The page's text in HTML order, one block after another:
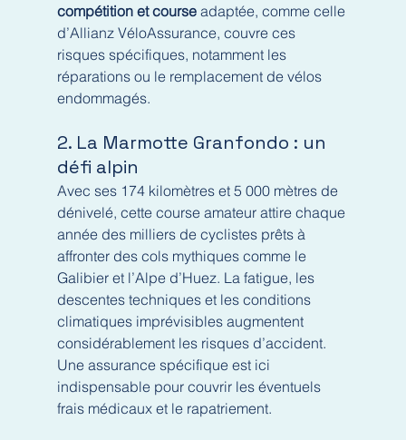
compétition et course adaptée, comme celle
d’Allianz VéloAssurance, couvre ces
risques spécifiques, notamment les
réparations ou le remplacement de vélos
endommagés.
2. La Marmotte Granfondo : un
défi alpin
Avec ses 174 kilomètres et 5 000 mètres de
dénivelé, cette course amateur attire chaque
année des milliers de cyclistes prêts à
affronter des cols mythiques comme le
Galibier et l’Alpe d’Huez. La fatigue, les
descentes techniques et les conditions
climatiques imprévisibles augmentent
considérablement les risques d’accident.
Une assurance spécifique est ici
indispensable pour couvrir les éventuels
frais médicaux et le rapatriement.